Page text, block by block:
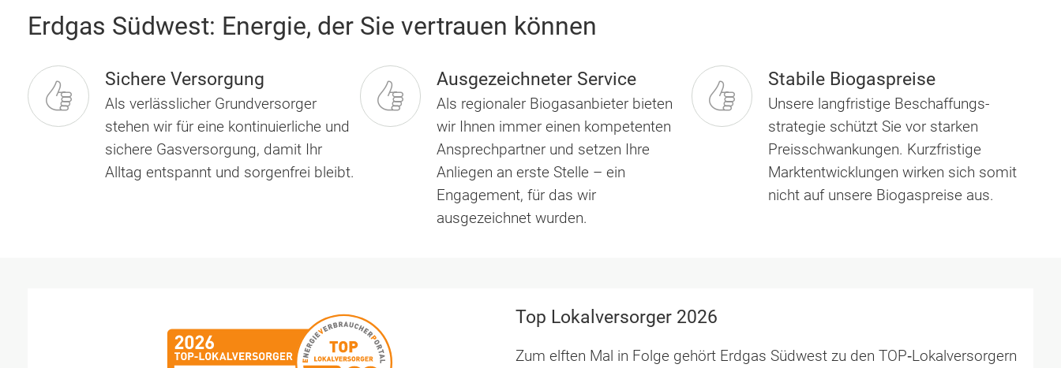
Erdgas Südwest: Energie, der Sie vertrauen können
Sichere Versorgung
Als verlässlicher Grund­versorger
stehen wir für eine kontinuierliche und
sichere Gasversorgung, damit Ihr
Alltag entspannt und sorgenfrei bleibt.
Ausgezeichneter Service
Als regionaler Biogas­anbieter bieten
wir Ihnen immer einen kompetenten
Ansprechpartner und setzen Ihre
Anliegen an erste Stelle – ein
Engagement, für das wir
ausgezeichnet wurden.
Stabile Biogaspreise
Unsere langfristige Beschaf­fungs­
strategie schützt Sie vor starken
Preisschwankungen. Kurzfristige
Markt­entwicklungen wirken sich somit
nicht auf unsere Biogas­preise aus.
Top Lokalversorger 2026
Zum elften Mal in Folge gehört Erdgas Südwest zu den TOP‑Lokalversorgern